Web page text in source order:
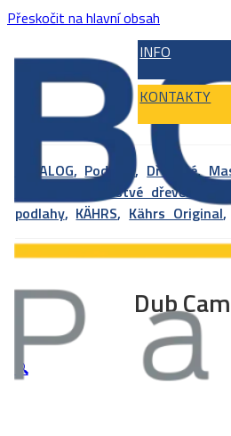
Přeskočit na hlavní obsah
INFO
KONTAKTY
KATALOG, Podlahy, Dřevěné,
Vícevrstvé dřevěné
podlahy, KÄHRS, Kährs Original,
Dub
🔍